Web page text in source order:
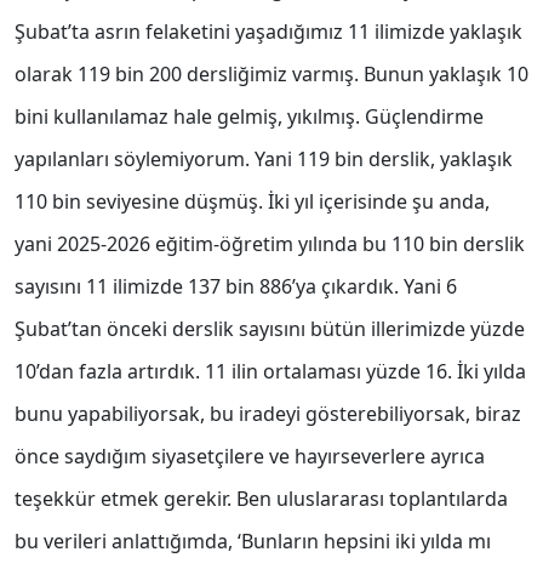
Şubat’ta asrın felaketini yaşadığımız 11 ilimizde yaklaşık
olarak 119 bin 200 dersliğimiz varmış. Bunun yaklaşık 10
bini kullanılamaz hale gelmiş, yıkılmış. Güçlendirme
yapılanları söylemiyorum. Yani 119 bin derslik, yaklaşık
110 bin seviyesine düşmüş. İki yıl içerisinde şu anda,
yani 2025-2026 eğitim-öğretim yılında bu 110 bin derslik
sayısını 11 ilimizde 137 bin 886’ya çıkardık. Yani 6
Şubat’tan önceki derslik sayısını bütün illerimizde yüzde
10’dan fazla artırdık. 11 ilin ortalaması yüzde 16. İki yılda
bunu yapabiliyorsak, bu iradeyi gösterebiliyorsak, biraz
önce saydığım siyasetçilere ve hayırseverlere ayrıca
teşekkür etmek gerekir. Ben uluslararası toplantılarda
bu verileri anlattığımda, ‘Bunların hepsini iki yılda mı